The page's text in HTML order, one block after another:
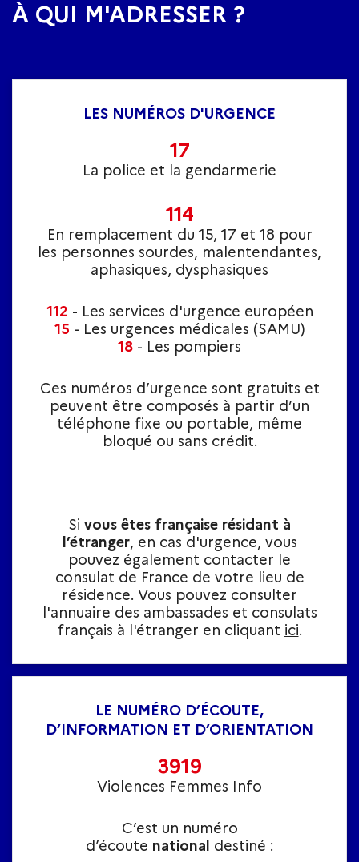
À QUI M'ADRESSER ?
LES NUMÉROS D'URGENCE
17
La police et la gendarmerie
114
En remplacement du 15, 17 et 18 pour
les personnes sourdes, malentendantes,
aphasiques, dysphasiques
112 - Les services d'urgence européen
15 - Les urgences médicales (SAMU)
18 - Les pompiers
Ces numéros d’urgence sont gratuits et
peuvent être composés à partir d’un
téléphone fixe ou portable, même
bloqué ou sans crédit.
Si vous êtes française résidant à
l’étranger, en cas d'urgence, vous
pouvez également contacter le
consulat de France de votre lieu de
résidence. Vous pouvez consulter
l'annuaire des ambassades et consulats
français à l'étranger en cliquant ici.
LE NUMÉRO D’ÉCOUTE,
D’INFORMATION ET D’ORIENTATION
3919
Violences Femmes Info
C’est un numéro
d’écoute national destiné :